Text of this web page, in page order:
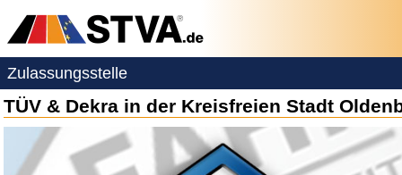
Zulassungsstelle
TÜV & Dekra in der Kreisfreien Stadt